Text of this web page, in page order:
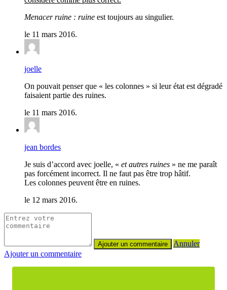
Menacer ruine : ruine est toujours au singulier.
le 11 mars 2016.
joelle
On pouvait penser que « les colonnes » si leur état est dégradé
faisaient partie des ruines.
le 11 mars 2016.
jean bordes
Je suis d’accord avec joelle, « et autres ruines » ne me paraît
pas forcément incorrect. Il ne faut pas être trop hâtif.
Les colonnes peuvent être en ruines.
le 12 mars 2016.
Annuler
Ajouter un commentaire